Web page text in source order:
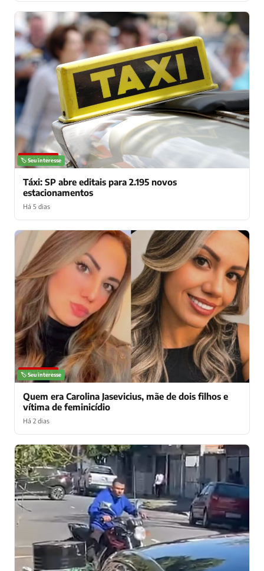
NOTÍCIAS
🏷️ Seu interesse
Táxi: SP abre editais para 2.195 novos
estacionamentos
Há 5 dias
NOTÍCIAS
🏷️ Seu interesse
Quem era Carolina Jasevicius, mãe de dois filhos e
vítima de feminicídio
Há 2 dias